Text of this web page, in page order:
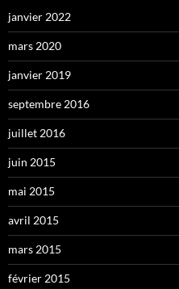
janvier 2022
mars 2020
janvier 2019
septembre 2016
juillet 2016
juin 2015
mai 2015
avril 2015
mars 2015
février 2015